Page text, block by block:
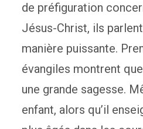
de préfiguration
Jésus-Christ, ils
manière puissante.
évangiles montrent
une grande sagesse.
enfant, alors qu’il